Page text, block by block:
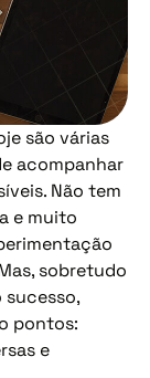
são várias
acompanhar
Não tem
e muito
sobretudo
pontos:
e